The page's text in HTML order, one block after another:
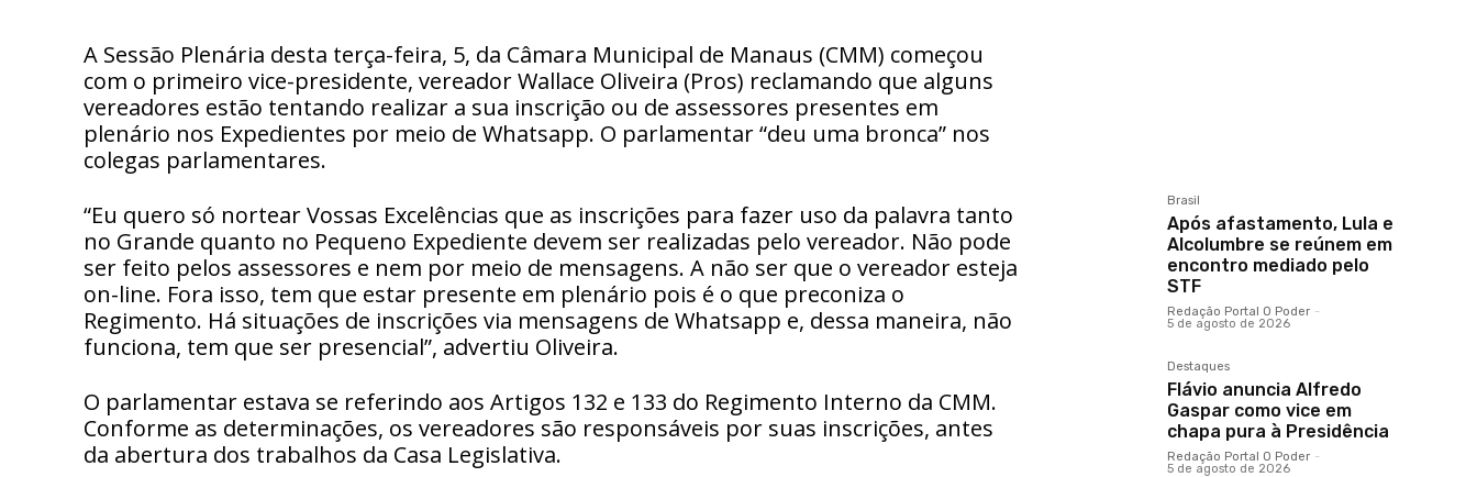
A Sessão Plenária desta terça-feira, 5, da Câmara Municipal de Manaus (CMM) começou
com o primeiro vice-presidente, vereador Wallace Oliveira (Pros) reclamando que alguns
vereadores estão tentando realizar a sua inscrição ou de assessores presentes em
plenário nos Expedientes por meio de Whatsapp. O parlamentar “deu uma bronca” nos
colegas parlamentares.
“Eu quero só nortear Vossas Excelências que as inscrições para fazer uso da palavra tanto
no Grande quanto no Pequeno Expediente devem ser realizadas pelo vereador. Não pode
ser feito pelos assessores e nem por meio de mensagens. A não ser que o vereador esteja
on-line. Fora isso, tem que estar presente em plenário pois é o que preconiza o
Regimento. Há situações de inscrições via mensagens de Whatsapp e, dessa maneira, não
funciona, tem que ser presencial”, advertiu Oliveira.
O parlamentar estava se referindo aos Artigos 132 e 133 do Regimento Interno da CMM.
Conforme as determinações, os vereadores são responsáveis por suas inscrições, antes
da abertura dos trabalhos da Casa Legislativa.
Brasil
Após afastamento, Lula e
Alcolumbre se reúnem em
encontro mediado pelo
STF
Redação Portal O Poder -
5 de agosto de 2026
Destaques
Flávio anuncia Alfredo
Gaspar como vice em
chapa pura à Presidência
Redação Portal O Poder -
5 de agosto de 2026